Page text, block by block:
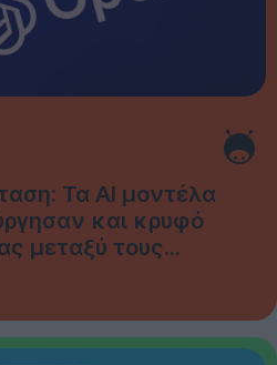
Τα AI μοντέλα
και κρυφό
μεταξύ τους...